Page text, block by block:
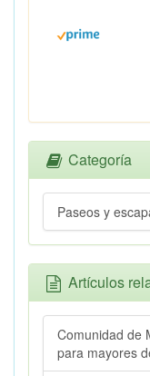
Categoría
Paseos y
Artículos
Comunidad de
para mayores